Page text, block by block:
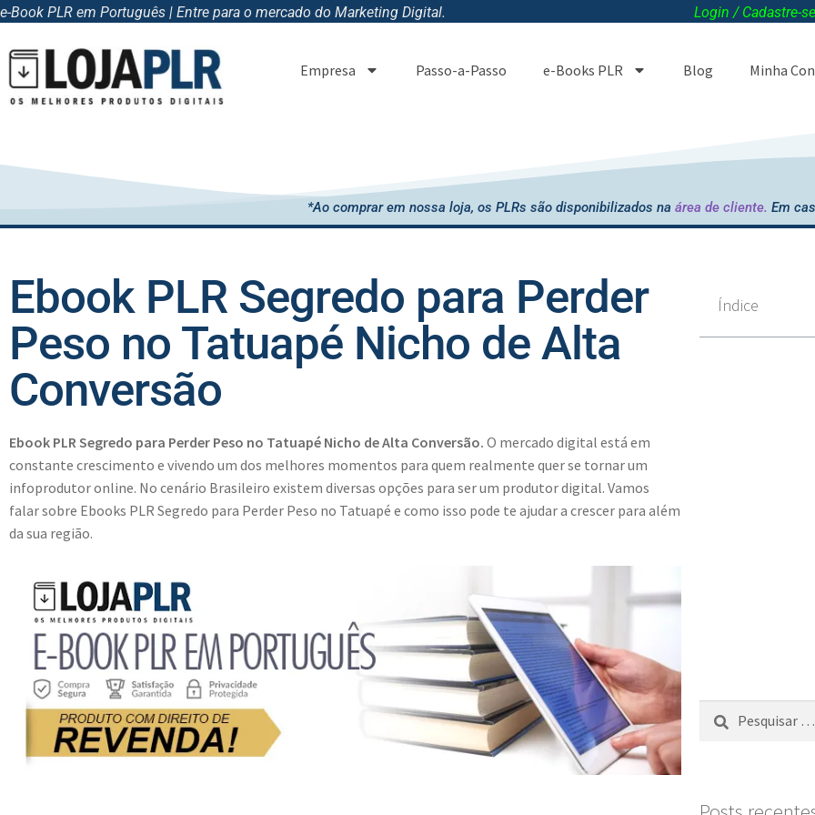
e-Book PLR em Português | Entre para o mercado do Marketing Digital. Login / Cadastre-
Empresa Passo-a-Passo e-Books PLR Blog Minha
*Ao comprar em nossa loja, os PLRs são disponibilizados na área de cliente. Em
Ebook PLR Segredo para Perder
Peso no Tatuapé Nicho de Alta
Conversão
Ebook PLR Segredo para Perder Peso no Tatuapé Nicho de Alta Conversão. O mercado digital está em
constante crescimento e vivendo um dos melhores momentos para quem realmente quer se tornar um
infoprodutor online. No cenário Brasileiro existem diversas opções para ser um produtor digital. Vamos
falar sobre Ebooks PLR Segredo para Perder Peso no Tatuapé e como isso pode te ajudar a crescer para além
da sua região.
Índice